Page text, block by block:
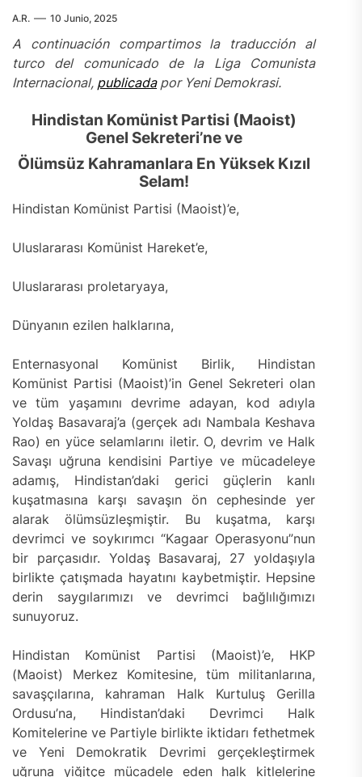
A.R. 10 Junio, 2025
A continuación compartimos la traducción al
turco del comunicado de la Liga Comunista
Internacional, publicadapor Yeni Demokrasi.
Hindistan Komünist Partisi (Maoist)
Genel Sekreteri’ne ve
Ölümsüz Kahramanlara En Yüksek Kızıl
Selam!
Hindistan Komünist Partisi (Maoist)’e,
Uluslararası Komünist Hareket’e,
Uluslararası proletaryaya,
Dünyanın ezilen halklarına,
Enternasyonal Komünist Birlik, Hindistan
Komünist Partisi (Maoist)’in Genel Sekreteri olan
ve tüm yaşamını devrime adayan, kod adıyla
Yoldaş Basavaraj’a (gerçek adı Nambala Keshava
Rao) en yüce selamlarını iletir. O, devrim ve Halk
Savaşı uğruna kendisini Partiye ve mücadeleye
adamış, Hindistan’daki gerici güçlerin kanlı
kuşatmasına karşı savaşın ön cephesinde yer
alarak ölümsüzleşmiştir. Bu kuşatma, karşı
devrimci ve soykırımcı “Kagaar Operasyonu”nun
bir parçasıdır. Yoldaş Basavaraj, 27 yoldaşıyla
birlikte çatışmada hayatını kaybetmiştir. Hepsine
derin saygılarımızı ve devrimci bağlılığımızı
sunuyoruz.
Hindistan Komünist Partisi (Maoist)’e, HKP
(Maoist) Merkez Komitesine, tüm militanlarına,
savaşçılarına, kahraman Halk Kurtuluş Gerilla
Ordusu’na, Hindistan’daki Devrimci Halk
Komitelerine ve Partiyle birlikte iktidarı fethetmek
ve Yeni Demokratik Devrimi gerçekleştirmek
uğruna yiğitçe mücadele eden halk kitlelerine